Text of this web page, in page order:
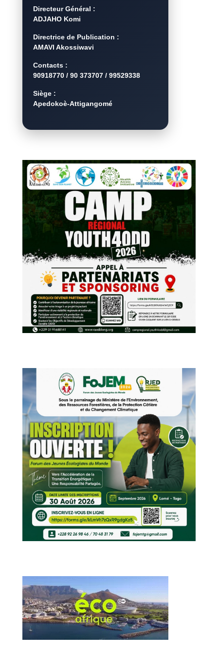
Directeur Général :
ADJAHO Komi
Directrice de Publication :
AMAVI Akossiwavi
Contacts :
90918770 / 90 373707 / 99529338
Siège :
Apedokoè-Attigangomé